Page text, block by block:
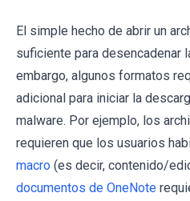
El simple hecho de abrir un
suficiente para desencadenar
embargo, algunos formatos
adicional para iniciar la
malware. Por ejemplo, los
requieren que los usuarios
macro (es decir, contenido/
documentos de OneNote